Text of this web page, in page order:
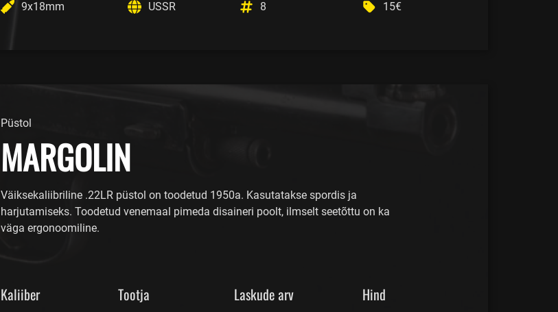
9x18mm USSR 8 15€
Püstol
MARGOLIN
Väiksekaliibriline .22LR püstol on toodetud 1950a. Kasutatakse spordis ja
harjutamiseks. Toodetud venemaal pimeda disaineri poolt, ilmselt seetõttu on ka
väga ergonoomiline.
Kaliiber Tootja Laskude arv Hind